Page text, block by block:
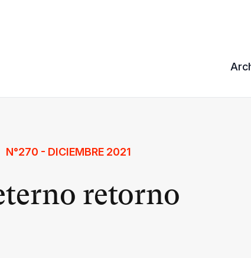
N°270 - DICIEMBRE 2021
retorno